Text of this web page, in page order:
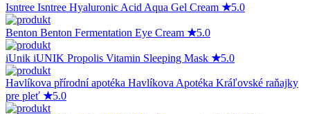
Isntree Isntree Hyaluronic Acid Aqua Gel Cream ★5.0
Benton Benton Fermentation Eye Cream ★5.0
iUnik iUNIK Propolis Vitamin Sleeping Mask ★5.0
Havlíkova přírodní apotéka Havlíkova Apotéka Kráľovské raňajky
pre pleť ★5.0